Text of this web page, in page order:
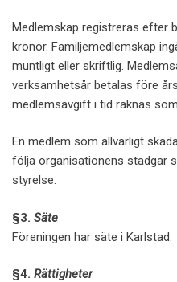
Medlemskap registreras efter
kronor. Familjemedlemskap
muntligt eller skriftlig.
verksamhetsår betalas före
medlemsavgift i tid räknas
En medlem som allvarligt
följa organisationens stadgar
styrelse.
§3. Säte
Föreningen har säte i Karlstad.
§4. Rättigheter